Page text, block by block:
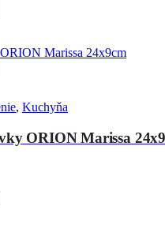
, Kuchyňa
ORION Marissa